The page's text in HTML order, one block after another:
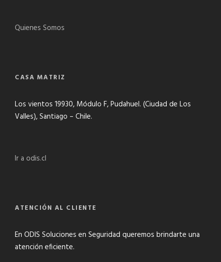
Quienes Somos
CASA MATRIZ
Los vientos 19930, Módulo F, Pudahuel. (Ciudad de Los
Valles), Santiago – Chile.
Ir a odis.cl
ATENCIÓN AL CLIENTE
En ODIS Soluciones en Seguridad queremos brindarte una
atención eficiente.